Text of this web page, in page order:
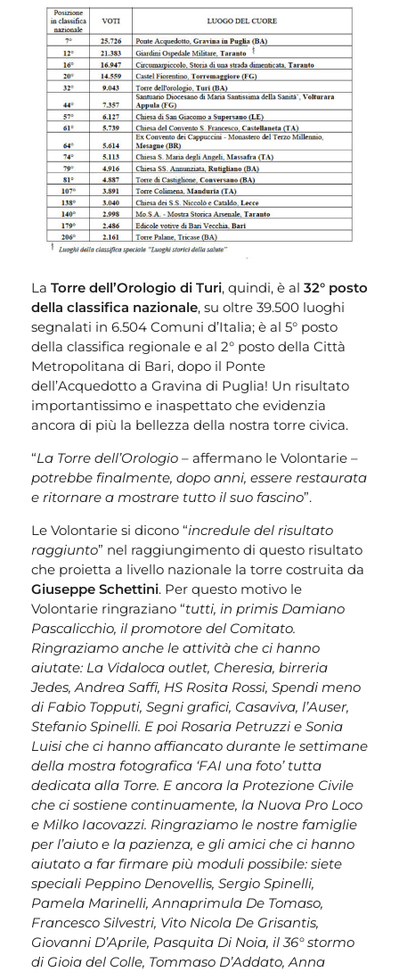
La Torre dell’Orologio di Turi, quindi, è al 32° posto
della classifica nazionale, su oltre 39.500 luoghi
segnalati in 6.504 Comuni d’Italia; è al 5° posto
della classifica regionale e al 2° posto della Città
Metropolitana di Bari, dopo il Ponte
dell’Acquedotto a Gravina di Puglia! Un risultato
importantissimo e inaspettato che evidenzia
ancora di più la bellezza della nostra torre civica.
“La Torre dell’Orologio – affermano le Volontarie –
potrebbe finalmente, dopo anni, essere restaurata
e ritornare a mostrare tutto il suo fascino”.
Le Volontarie si dicono “incredule del risultato
raggiunto” nel raggiungimento di questo risultato
che proietta a livello nazionale la torre costruita da
Giuseppe Schettini. Per questo motivo le
Volontarie ringraziano “tutti, in primis Damiano
Pascalicchio, il promotore del Comitato.
Ringraziamo anche le attività che ci hanno
aiutate: La Vidaloca outlet, Cheresia, birreria
Jedes, Andrea Saffi, HS Rosita Rossi, Spendi meno
di Fabio Topputi, Segni grafici, Casaviva, l’Auser,
Stefanio Spinelli. E poi Rosaria Petruzzi e Sonia
Luisi che ci hanno affiancato durante le settimane
della mostra fotografica ‘FAI una foto’ tutta
dedicata alla Torre. E ancora la Protezione Civile
che ci sostiene continuamente, la Nuova Pro Loco
e Milko Iacovazzi. Ringraziamo le nostre famiglie
per l’aiuto e la pazienza, e gli amici che ci hanno
aiutato a far firmare più moduli possibile: siete
speciali Peppino Denovellis, Sergio Spinelli,
Pamela Marinelli, Annaprimula De Tomaso,
Francesco Silvestri, Vito Nicola De Grisantis,
Giovanni D’Aprile, Pasquita Di Noia, il 36° stormo
di Gioia del Colle, Tommaso D’Addato, Anna